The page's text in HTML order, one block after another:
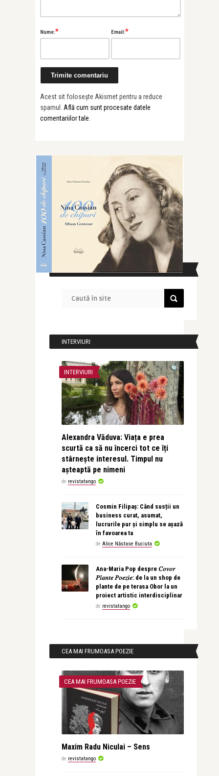
Nume:* Email:*
Acest sit folosește Akismet pentru a reduce
spamul. Află cum sunt procesate datele
comentariilor tale
CAUTĂ ÎN SITE
INTERVIURI
INTERVIURI
Alexandra Văduva: Viața e prea
scurtă ca să nu încerci tot ce îți
stârnește interesul. Timpul nu
așteaptă pe nimeni
de revistatango
Cosmin Filipaș: Când susții un
business curat, asumat,
lucrurile pur și simplu se așază
în favoarea ta
de Alice Năstase Buciuta
Ana-Maria Pop despre 𝐶𝑜𝑣𝑜𝑟
𝑃𝑙𝑎𝑛𝑡𝑒 𝑃𝑜𝑒𝑧𝑖𝑒: de la un shop de
plante de pe terasa Obor la un
proiect artistic interdisciplinar
de revistatango
CEA MAI FRUMOASA POEZIE
CEA MAI FRUMOASA POEZIE
Maxim Radu Niculai – Sens
de revistatango